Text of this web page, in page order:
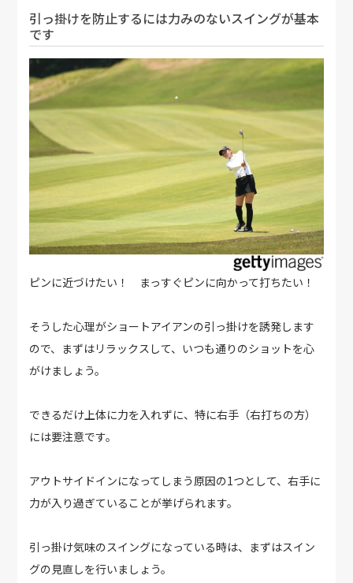
引っ掛けを防止するには力みのないスイングが基本
です
ピンに近づけたい！ まっすぐピンに向かって打ちたい！
そうした心理がショートアイアンの引っ掛けを誘発します
ので、まずはリラックスして、いつも通りのショットを心
がけましょう。
できるだけ上体に力を入れずに、特に右手（右打ちの方）
には要注意です。
アウトサイドインになってしまう原因の1つとして、右手に
力が入り過ぎていることが挙げられます。
引っ掛け気味のスイングになっている時は、まずはスイン
グの見直しを行いましょう。